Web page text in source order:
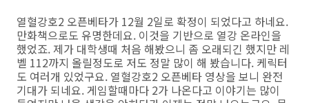
열혈강호2 오픈베타가 12월 2일로 확정이 되었다고 하네요.
만화책으로도 유명한데요. 이것을 기반으로 열강 온라인을
했었죠. 제가 대학생때 처음 해봤으니 좀 오래되긴 했지만 레
벨 112까지 올릴정도로 저도 정말 많이 해 봤습니다. 케릭터
도 여러개 있었구요. 열혈강호2 오픈베타 영상을 보니 완전
기대가 되네요. 게임할때마다 2가 나온다고 이야기는 많이